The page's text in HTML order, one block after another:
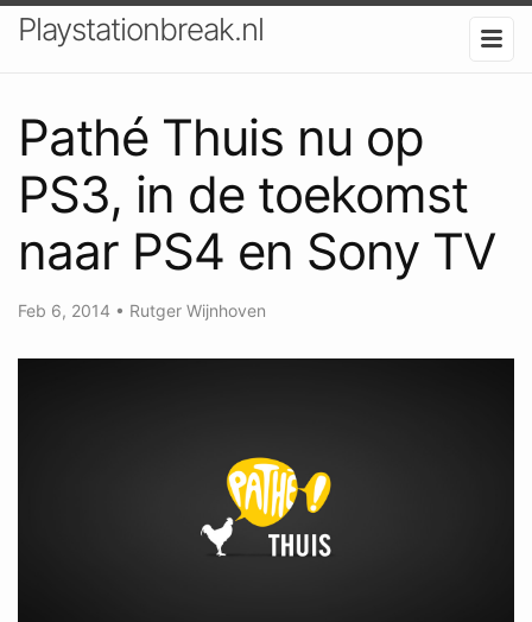
Playstationbreak.nl
Pathé Thuis nu op
PS3, in de toekomst
naar PS4 en Sony TV
Feb 6, 2014 • Rutger Wijnhoven